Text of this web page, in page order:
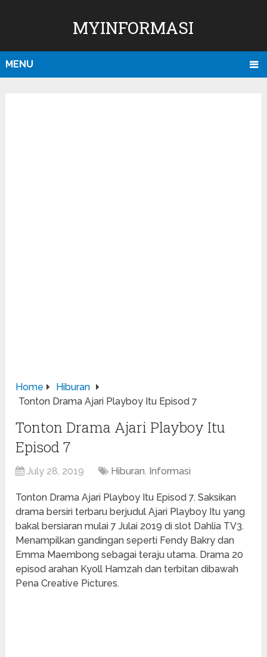
MYINFORMASI
MENU
Home
Hiburan
Tonton Drama Ajari Playboy Itu Episod 7
Tonton Drama Ajari Playboy Itu
Episod 7
July 28, 2019 Hiburan, Informasi
Tonton Drama Ajari Playboy Itu Episod 7. Saksikan
drama bersiri terbaru berjudul Ajari Playboy Itu yang
bakal bersiaran mulai 7 Julai 2019 di slot Dahlia TV3.
Menampilkan gandingan seperti Fendy Bakry dan
Emma Maembong sebagai teraju utama. Drama 20
episod arahan Kyoll Hamzah dan terbitan dibawah
Pena Creative Pictures.